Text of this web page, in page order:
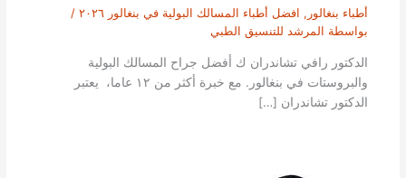
أطباء بنغالور , افضل أطباء المسالك البولية في بنغالور ٢٠٢٦
/
بواسطة المرشد للتنسيق الطبي
الدكتور رافي تشاندران ك أفضل جراح المسالك البولية
والبروستات في بنغالور. مع خبرة أكثر من ١٢ عاما، يعتبر
الدكتور تشاندران […]